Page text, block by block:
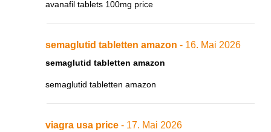
avanafil tablets 100mg price
semaglutid tabletten amazon - 16. Mai 2026
semaglutid tabletten amazon
semaglutid tabletten amazon
viagra usa price - 17. Mai 2026